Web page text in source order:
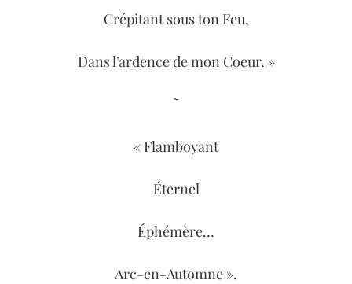
Crépitant sous ton Feu,
Dans l’ardence de mon Coeur. »
˜
« Flamboyant
Éternel
Éphémère…
Arc-en-Automne ».